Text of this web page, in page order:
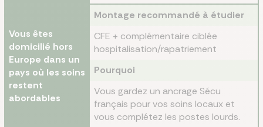
Vous êtes
domicilié hors
Europe dans un
pays où les soins
restent
abordables
Montage recommandé à étudier
CFE + complémentaire ciblée
hospitalisation/rapatriement
Pourquoi
Vous gardez un ancrage Sécu
français pour vos soins locaux et
vous complétez les postes lourds.